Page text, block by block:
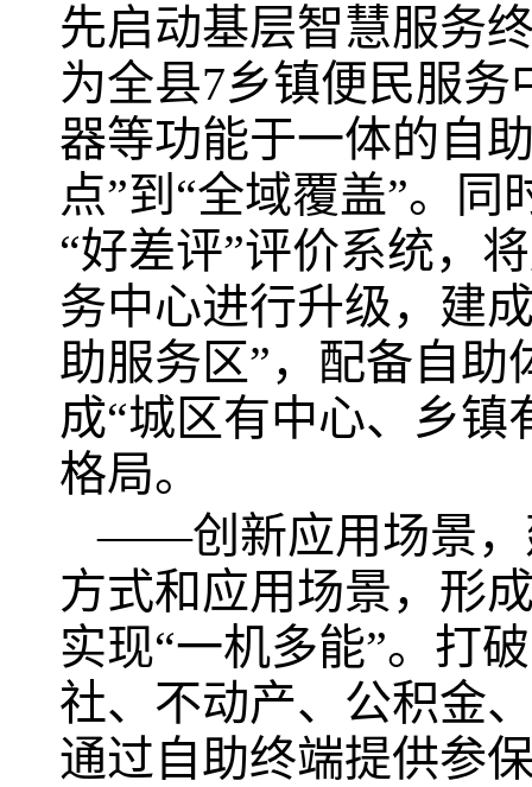
先启动基层智慧服务
为全县7乡镇便民服
器等功能于一体的自
点”到“全域覆盖”。
“好差评”评价系统，
务中心进行升级，建
助服务区”，配备自助
成“城区有中心、乡
格局。
——创新应用场景，
方式和应用场景，形
实现“一机多能”。打
社、不动产、公积金
通过自助终端提供参